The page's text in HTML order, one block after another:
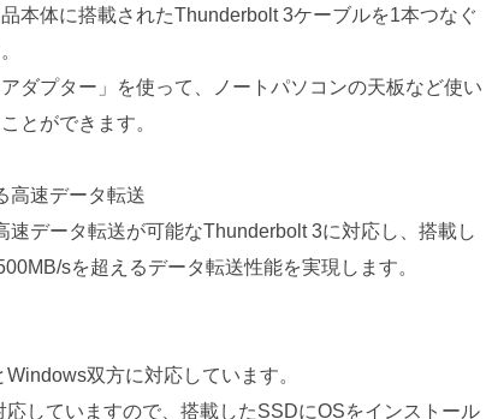
本体に搭載されたThunderbolt 3ケーブルを1本つなぐ
ダプター」を使って、ノートパソコンの天板など使い
とができます。
高速データ転送
速データ転送が可能なThunderbolt 3に対応し、搭載し
sを超えるデータ転送性能を実現します。
双方に対応しています。
していますので、搭載したSSDにOSをインストール